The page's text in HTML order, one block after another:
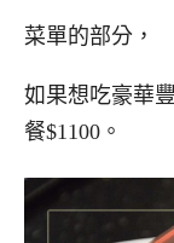
菜單的部分，
如果想吃豪華
餐$1100。